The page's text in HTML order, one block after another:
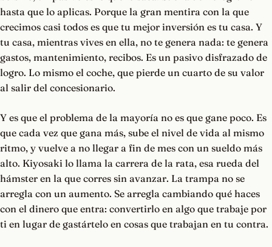
hasta que lo aplicas. Porque la gran mentira con la que
crecimos casi todos es que tu mejor inversión es tu casa. Y
tu casa, mientras vives en ella, no te genera nada: te genera
gastos, mantenimiento, recibos. Es un pasivo disfrazado de
logro. Lo mismo el coche, que pierde un cuarto de su valor
al salir del concesionario.
Y es que el problema de la mayoría no es que gane poco. Es
que cada vez que gana más, sube el nivel de vida al mismo
ritmo, y vuelve a no llegar a fin de mes con un sueldo más
alto. Kiyosaki lo llama la carrera de la rata, esa rueda del
hámster en la que corres sin avanzar. La trampa no se
arregla con un aumento. Se arregla cambiando qué haces
con el dinero que entra: convertirlo en algo que trabaje por
ti en lugar de gastártelo en cosas que trabajan en tu contra.